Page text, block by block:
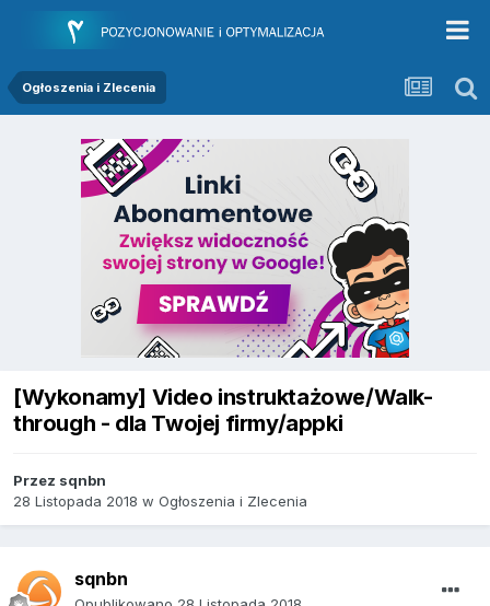
Ogłoszenia i Zlecenia
[Wykonamy] Video instruktażowe/Walk-
through - dla Twojej firmy/appki
Przez sqnbn
28 Listopada 2018 w Ogłoszenia i Zlecenia
sqnbn